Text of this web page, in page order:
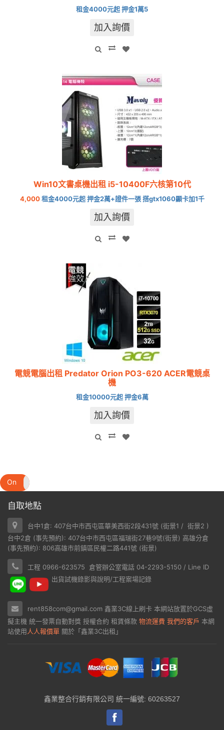
租金4000元起 押金1萬5
加入詢價
Win10文書桌機出租 i5-10400F六核第10代
4,000租金4000元起 押金2萬+證件一張 搭gtx1060顯卡加1千
加入詢價
電競電腦出租 Predator Orion PO3-620 ACER電競桌
機
租金10000元起 押金6萬
加入詢價
On
自取地點
台中1倉: 407台中市西屯區華美西街2段431號 (街景1 / 街景2 )
台中2倉 (事先預約): 407台中市西屯區福瑞街27巷9號(街景) 高雄分倉
(事先預約): 806高雄市前鎮區民權二路441號 (街景)
工程 0966-623575 倉管辦公室電話 04-2293-5150 / Line ID
出貨試機錄影與說明/工程案場記錄
rent858com@gmail.com 鑫業3C線上刷卡 本網站放置於GCS虛
擬主機 統一發票自動對獎 授權合約 租賃條款 物流運費 我們的客戶 本網
站使用人人報價單 關於「鑫業3C出租」
鑫業整合行銷有限公司 統一編號: 60263527